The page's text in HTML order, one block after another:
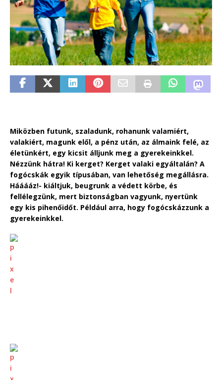
Miközben futunk, szaladunk, rohanunk valamiért,
valakiért, magunk elől, a pénz után, az álmaink felé, az
életünkért, egy kicsit álljunk meg a gyerekeinkkel.
Nézzünk hátra! Ki kerget? Kerget valaki egyáltalán? A
fogócskák egyik típusában, van lehetőség megállásra.
Hááááz!- kiáltjuk, beugrunk a védett körbe, és
fellélegzünk, mert biztonságban vagyunk, nyertünk
egy kis pihenőidőt. Például arra, hogy fogócskázzunk a
gyerekeinkkel.